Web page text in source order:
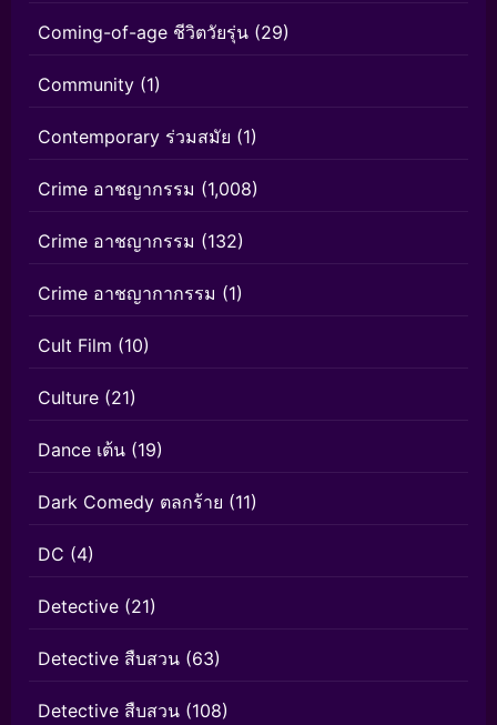
Coming-of-age ชีวิตวัยรุ่น (29)
Community (1)
Contemporary ร่วมสมัย (1)
Crime อาชญากรรม (1,008)
Crime อาชญากรรม (132)
Crime อาชญากากรรม (1)
Cult Film (10)
Culture (21)
Dance เต้น (19)
Dark Comedy ตลกร้าย (11)
DC (4)
Detective (21)
Detective สืบสวน (63)
Detective สืบสวน (108)